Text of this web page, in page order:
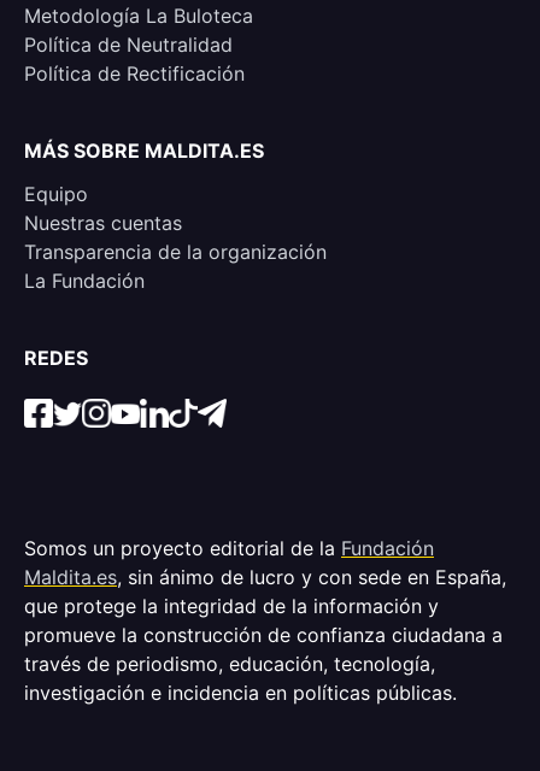
Metodología La Buloteca
Política de Neutralidad
Política de Rectificación
MÁS SOBRE MALDITA.ES
Equipo
Nuestras cuentas
Transparencia de la organización
La Fundación
REDES
Somos un proyecto editorial de la Fundación
Maldita.es, sin ánimo de lucro y con sede en España,
que protege la integridad de la información y
promueve la construcción de confianza ciudadana a
través de periodismo, educación, tecnología,
investigación e incidencia en políticas públicas.